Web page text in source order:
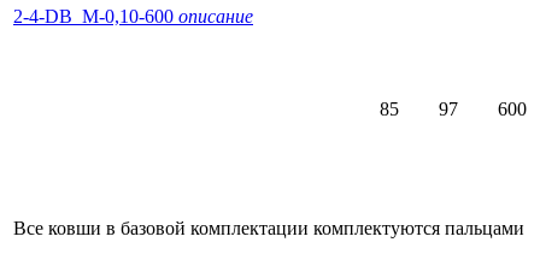
2-4-DB_M-0,10-600 описание
85 97 600
Все ковши в базовой комплектации комплектуются пальцами